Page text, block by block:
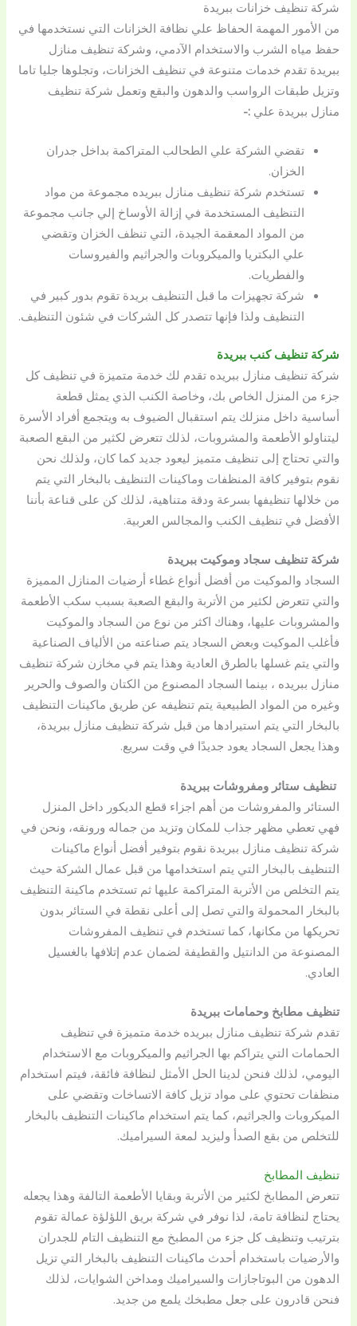
شركة تنظيف خزانات ببريدة
من الأمور المهمة الحفاظ علي نظافة الخزانات التي نستخدمها في
حفظ مياه الشرب والاستخدام الآدمي، وشركة تنظيف منازل
ببريدة تقدم خدمات متنوعة في تنظيف الخزانات، وتجلوها جليا تاما
وتزيل طبقات الرواسب والدهون والبقع وتعمل شركة تنظيف
منازل ببريدة علي :-
تقضي الشركة علي الطحالب المتراكمة بداخل جدران
الخزان.
تستخدم شركة تنظيف منازل ببريده مجموعة من مواد
التنظيف المستخدمة في إزالة الأوساخ إلي جانب مجموعة
من المواد المعقمة الجيدة، التي تنظف الخزان وتقضي
علي البكتريا والميكروبات والجراثيم والفيروسات
والفطريات.
شركة تجهيزات ما قبل التنظيف بريدة تقوم بدور كبير في
التنظيف ولذا فإنها تتصدر كل الشركات في شئون التنظيف.
شركة تنظيف كنب ببريدة
شركة تنظيف منازل ببريده تقدم لك خدمة متميزة في تنظيف كل
جزء من المنزل الخاص بك، وخاصة الكنب الذي يمثل قطعة
أساسية داخل منزلك يتم استقبال الضيوف به ويتجمع أفراد الأسرة
ليتناولو الأطعمة والمشروبات، لذلك تتعرض لكثير من البقع الصعبة
والتي تحتاج إلى تنظيف متميز ليعود جديد كما كان، ولذلك نحن
نقوم بتوفير كافة المنظفات وماكينات التنظيف بالبخار التي يتم
من خلالها تنظيفها بسرعة ودقة متناهية، لذلك كن على قناعة بأننا
الأفضل في تنظيف الكنب والمجالس العربية.
شركة تنظيف سجاد وموكيت ببريدة
السجاد والموكيت من أفضل أنواع غطاء أرضيات المنازل المميزة
والتي تتعرض لكثير من الأتربة والبقع الصعبة بسبب سكب الأطعمة
والمشروبات عليها، وهناك اكثر من نوع من السجاد والموكيت
فأغلب الموكيت وبعض السجاد يتم صناعته من الألياف الصناعية
والتي يتم غسلها بالطرق العادية وهذا يتم في مخازن شركة تنظيف
منازل ببريده ، بينما السجاد المصنوع من الكتان والصوف والحرير
وغيره من المواد الطبيعية يتم تنظيفه عن طريق ماكينات التنظيف
بالبخار التي يتم استيرادها من قبل شركة تنظيف منازل ببريدة،
وهذا يجعل السجاد يعود جديدًا في وقت سريع.
تنظيف ستائر ومفروشات ببريدة
الستائر والمفروشات من أهم اجزاء قطع الديكور داخل المنزل
فهي تعطي مظهر جذاب للمكان وتزيد من جماله ورونقه، ونحن في
شركة تنظيف منازل ببريدة نقوم بتوفير أفضل أنواع ماكينات
التنظيف بالبخار التي يتم استخدامها من قبل عمال الشركة حيث
يتم التخلص من الأتربة المتراكمة عليها ثم تستخدم ماكينة التنظيف
بالبخار المحمولة والتي تصل إلى أعلى نقطة في الستائر بدون
تحريكها من مكانها، كما تستخدم في تنظيف المفروشات
المصنوعة من الدانتيل والقطيفة لضمان عدم إتلافها بالغسيل
العادي.
تنظيف مطابخ وحمامات ببريدة
تقدم شركة تنظيف منازل ببريده خدمة متميزة في تنظيف
الحمامات التي يتراكم بها الجراثيم والميكروبات مع الاستخدام
اليومي، لذلك فنحن لدينا الحل الأمثل لنظافة فائقة، فيتم استخدام
منظفات تحتوي على مواد تزيل كافة الاتساخات وتقضي على
الميكروبات والجراثيم، كما يتم استخدام ماكينات التنظيف بالبخار
للتخلص من بقع الصدأ وليزيد لمعة السيراميك.
تنظيف المطابخ
تتعرض المطابخ لكثير من الأتربة وبقايا الأطعمة التالفة وهذا يجعله
يحتاج لنظافة تامة، لذا نوفر في شركة بريق اللؤلؤة عمالة تقوم
بترتيب وتنظيف كل جزء من المطبخ مع التنظيف التام للجدران
والأرضيات باستخدام أحدث ماكينات التنظيف بالبخار التي تزيل
الدهون من البوتاجازات والسيراميك ومداخن الشوايات، لذلك
فنحن قادرون على جعل مطبخك يلمع من جديد.